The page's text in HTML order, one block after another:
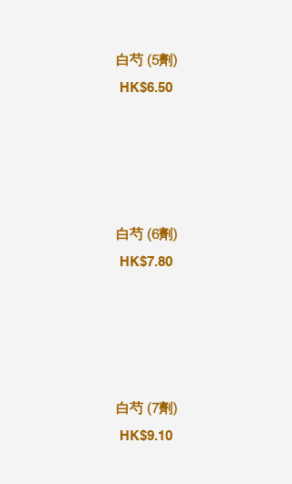
白芍 (5劑)
HK$6.50
白芍 (6劑)
HK$7.80
白芍 (7劑)
HK$9.10